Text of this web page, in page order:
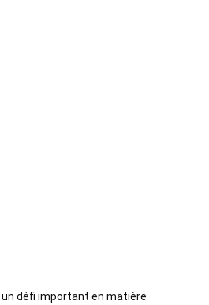
défi important en matière